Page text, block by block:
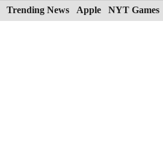
Skip
to
Trending News Apple NYT Games